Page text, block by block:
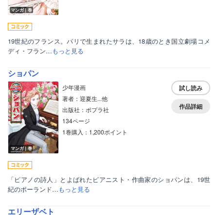
マンガ｜巻
19世紀のフランス。パリで生まれたサラは、18歳のとき国立劇場コメ
ディ・フラン…もっと見る
ショパン
マンガ｜巻
少年漫画
著者：迎夏生...他
出版社：ポプラ社
134ページ
1巻購入：1,200ポイント
試し読み
作品詳細
「ピアノの詩人」とよばれたピアニスト・作曲家のショパンは、19世
紀のポーランド…もっと見る
エリーザベト